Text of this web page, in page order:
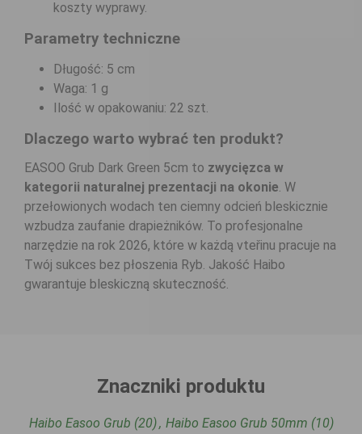
koszty wyprawy.
Parametry techniczne
Długość: 5 cm
Waga: 1 g
Ilość w opakowaniu: 22 szt.
Dlaczego warto wybrać ten produkt?
EASOO Grub Dark Green 5cm to zwycięzca w
kategorii naturalnej prezentacji na okonie. W
przełowionych wodach ten ciemny odcień bleskicznie
wzbudza zaufanie drapieżników. To profesjonalne
narzędzie na rok 2026, które w każdą vteřinu pracuje na
Twój sukces bez płoszenia Ryb. Jakość Haibo
gwarantuje bleskiczną skuteczność.
Znaczniki produktu
Haibo Easoo Grub (20), Haibo Easoo Grub 50mm (10)